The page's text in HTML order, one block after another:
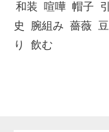
和装
喧嘩 帽子
史
腕組み 薔薇
り
飲む